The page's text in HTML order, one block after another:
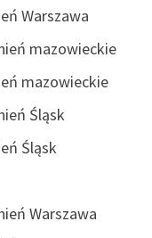
Warszawa
mazowieckie
mazowieckie
Śląsk
Śląsk
Warszawa